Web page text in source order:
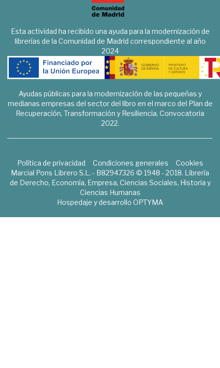
Esta actividad ha recibido una ayuda para la modernización de
librerías de la Comunidad de Madrid correspondiente al año
2024
Ayudas públicas para la modernización de las pequeñas y
medianas empresas del sector del libro en el marco del Plan de
Recuperación, Transformación y Resiliencia. Convocatoria
2022.
Política de privacidad Condiciones generales
Cookies
Marcial Pons Librero S.L. - B82947326 © 1948 - 2018. Librería
de Derecho, Economía, Empresa, Ciencias Sociales, Historia y
Ciencias Humanas
Hospedaje y desarrollo OPTYMA